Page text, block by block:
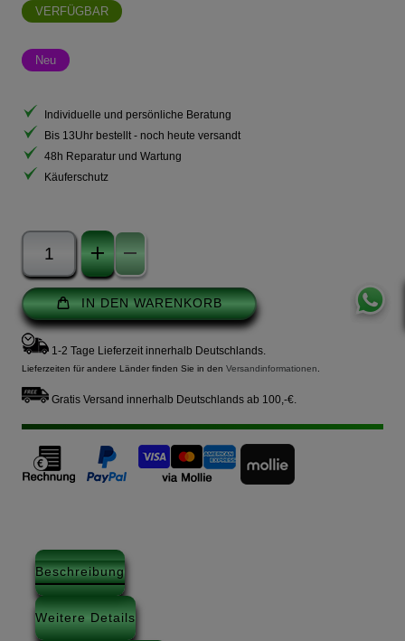
VERFÜGBAR
Neu
Individuelle und persönliche Beratung
Bis 13Uhr bestellt - noch heute versandt
48h Reparatur und Wartung
Käuferschutz
IN DEN WARENKORB
1-2 Tage Lieferzeit innerhalb Deutschlands.
Lieferzeiten für andere Länder finden Sie in den Versandinformationen
Gratis Versand innerhalb Deutschlands ab 100,-€.
Beschreibung
Weitere Details